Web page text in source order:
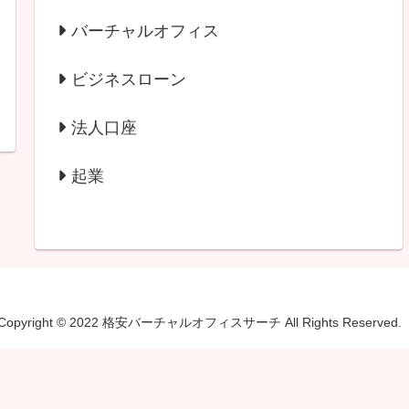
バーチャルオフィス
ビジネスローン
法人口座
起業
© 2022 格安バーチャルオフィスサーチ All Rights Reserved.